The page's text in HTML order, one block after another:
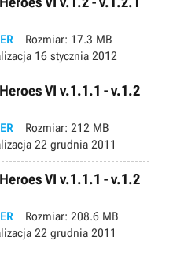
Rozmiar: 17.3 MB
16 stycznia 2012
VI v.1.1.1 - v.1.2
Rozmiar: 212 MB
22 grudnia 2011
VI v.1.1.1 - v.1.2
Rozmiar: 208.6 MB
22 grudnia 2011